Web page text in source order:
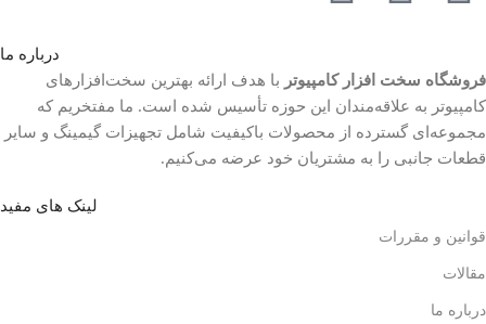
درباره ما
فروشگاه سخت افزار کامپیوتر با هدف ارائه بهترین سخت‌افزارهای
کامپیوتر به علاقه‌مندان این حوزه تأسیس شده است. ما مفتخریم که
مجموعه‌ای گسترده از محصولات باکیفیت شامل تجهیزات گیمینگ و سایر
قطعات جانبی را به مشتریان خود عرضه می‌کنیم.
لینک های مفید
قوانین و مقررات
مقالات
درباره ما